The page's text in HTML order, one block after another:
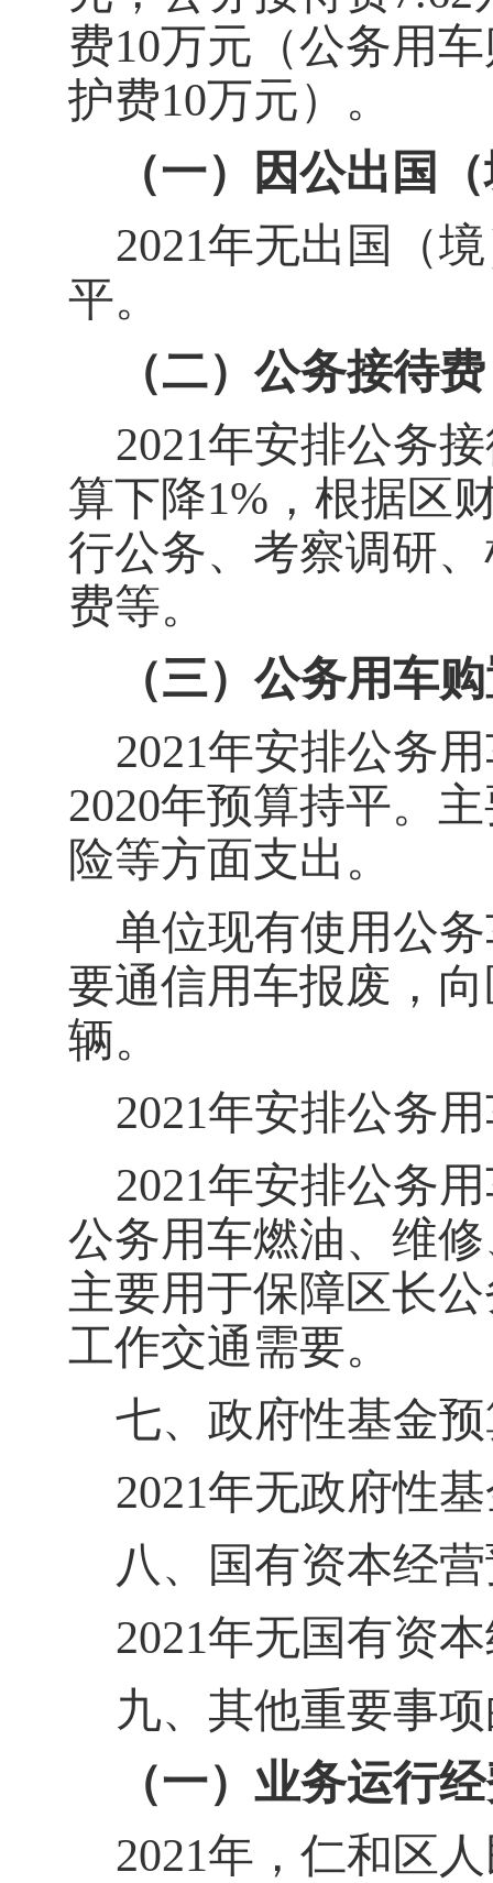
费10万元（公务用
护费10万元）。
（一）因公出国
2021年无出国（
平。
（二）公务接待费
2021年安排公务
算下降1% ， 根据区
行公务、考察调研
费等。
（三）公务用车
2021年安排公务
2020年预算持平。
险等方面支出。
单位现有使用公
要通信用车报废，
辆。
2021年安排公务
2021年安排公务
公务用车燃油、维
主要用于保障区长
工作交通需要。
七、政府性基金
2021年无政府性
八、国有资本经
2021年无国有资
九、其他重要事
（一）业务运行
2021年， 仁和区